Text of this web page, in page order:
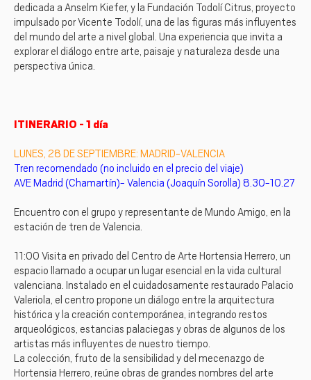
dedicada a Anselm Kiefer, y la Fundación Todolí Citrus, proyecto
impulsado por Vicente Todolí, una de las figuras más influyentes
del mundo del arte a nivel global. Una experiencia que invita a
explorar el diálogo entre arte, paisaje y naturaleza desde una
perspectiva única.
ITINERARIO - 1 día
LUNES, 28 DE SEPTIEMBRE: MADRID-VALENCIA
Tren recomendado (no incluido en el precio del viaje)
AVE Madrid (Chamartín)- Valencia (Joaquín Sorolla) 8.30-10.27
Encuentro con el grupo y representante de Mundo Amigo, en la
estación de tren de Valencia.
11:00 Visita en privado del Centro de Arte Hortensia Herrero, un
espacio llamado a ocupar un lugar esencial en la vida cultural
valenciana. Instalado en el cuidadosamente restaurado Palacio
Valeriola, el centro propone un diálogo entre la arquitectura
histórica y la creación contemporánea, integrando restos
arqueológicos, estancias palaciegas y obras de algunos de los
artistas más influyentes de nuestro tiempo.
La colección, fruto de la sensibilidad y del mecenazgo de
Hortensia Herrero, reúne obras de grandes nombres del arte